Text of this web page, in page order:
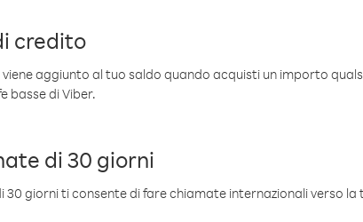
credito
aggiunto al tuo saldo quando acquisti un importo
basse di Viber.
di 30 giorni
30 giorni ti consente di fare chiamate internazionali verso